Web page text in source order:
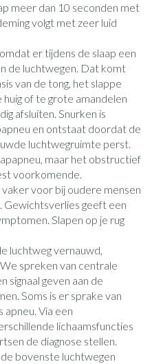
meer dan 10 seconden met
volgt met zeer luid
er tijdens de slaap een
de luchtwegen. Dat komt
van de tong, het slappe
of te grote amandelen
afsluiten. Snurken is
en ontstaat doordat de
luchtwegruimte perst.
maar het obstructief
voorkomende.
voor bij oudere mensen
Gewichtsverlies geeft een
Slapen op je rug
luchtweg vernauwd,
spreken van centrale
signaal geven aan de
Soms is er sprake van
Via een
lichaamsfuncties
de diagnose stellen.
bovenste luchtwegen